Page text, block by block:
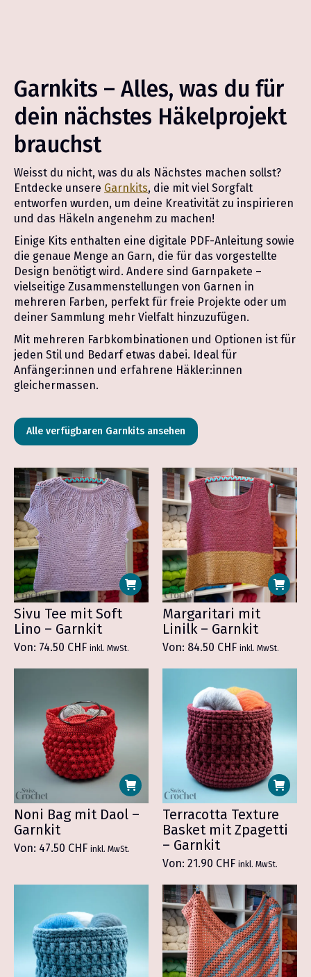
Garnkits – Alles, was du für
dein nächstes Häkelprojekt
brauchst
Weisst du nicht, was du als Nächstes machen sollst?
Entdecke unsere Garnkits, die mit viel Sorgfalt
entworfen wurden, um deine Kreativität zu inspirieren
und das Häkeln angenehm zu machen!
Einige Kits enthalten eine digitale PDF-Anleitung sowie
die genaue Menge an Garn, die für das vorgestellte
Design benötigt wird. Andere sind Garnpakete –
vielseitige Zusammenstellungen von Garnen in
mehreren Farben, perfekt für freie Projekte oder um
deiner Sammlung mehr Vielfalt hinzuzufügen.
Mit mehreren Farbkombinationen und Optionen ist für
jeden Stil und Bedarf etwas dabei. Ideal für
Anfänger:innen und erfahrene Häkler:innen
gleichermassen.
Alle verfügbaren Garnkits ansehen
Sivu Tee mit Soft
Lino – Garnkit
Von: 74.50 CHF inkl. MwSt.
Margaritari mit
Linilk – Garnkit
Von: 84.50 CHF inkl. MwSt.
Noni Bag mit Daol –
Garnkit
Von: 47.50 CHF inkl. MwSt.
Terracotta Texture
Basket mit Zpagetti
– Garnkit
Von: 21.90 CHF inkl. MwSt.